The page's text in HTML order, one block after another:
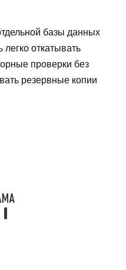
базы данных
легко откатывать
проверки без
резервные копии